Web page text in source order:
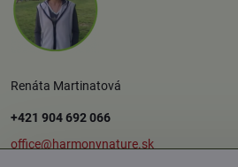
Renáta Martinatová
+421 904 692 066
office@harmonynature.sk